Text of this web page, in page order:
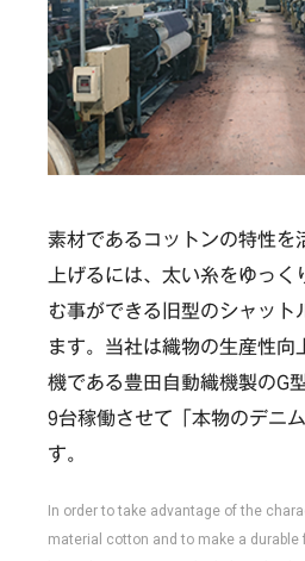
素材であるコットンの特性を
上げるには、太い糸をゆっく
む事ができる旧型のシャット
ます。当社は織物の生産性
機である豊田自動織機製のG
9台稼働させて「本物のデニ
す。
In order to take advantage of the
material cotton and to make a